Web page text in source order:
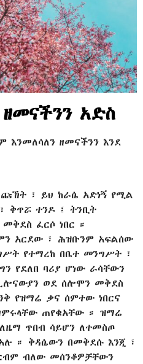
አድስ
እንመለሳለን ዘመናችንን እንደ
ጩኸት ፣ ይህ ከራሴ አድነኝ የሚል
ቅጥሯ ተንዶ ፤ ትንቢት
ፈርሶ ነበር ።
አርደው ፣ ሕዝቡንም አፍልሰው
የተማረከ በቤተ መንግሥት ፣
የደለበ ባሪያ ሆነው ራሳቸውን
ወደ ሰሎሞን መቅደስ
የዝማሬ ቃና ሰምተው ነበርና
ጠየቁአቸው ። ዝማሬ
ጥበብ ሳይሆን ለተመስጦ
። ቅዳሴውን በመቅደሱ እንጂ ፣
ብለው መሰንቆዎቻቸውን